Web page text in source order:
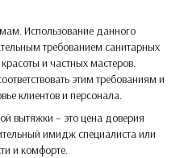
Использование данного
требованием санитарных
и частных мастеров.
этим требованиям и
клиентов и персонала.
вытяжки – это цена доверия
имидж специалиста или
и комфорте.